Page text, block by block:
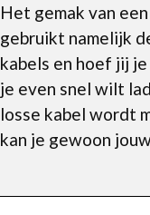
Het gemak van
gebruikt namelijk
kabels en hoef jij
je even snel wilt
losse kabel wordt
kan je gewoon